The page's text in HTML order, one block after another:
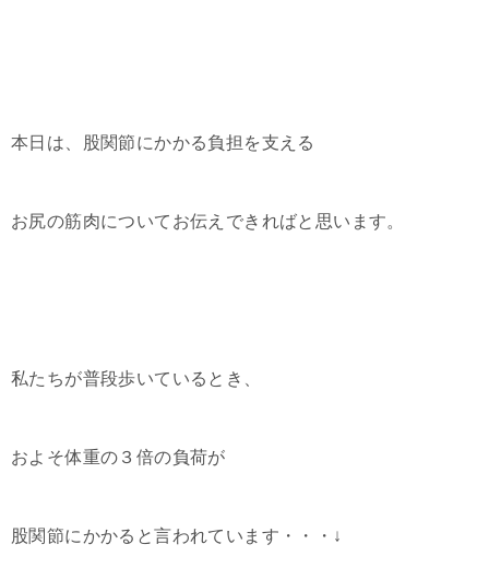
本日は、股関節にかかる負担を支える
お尻の筋肉についてお伝えできればと思います。
私たちが普段歩いているとき、
およそ体重の３倍の負荷が
股関節にかかると言われています・・・↓